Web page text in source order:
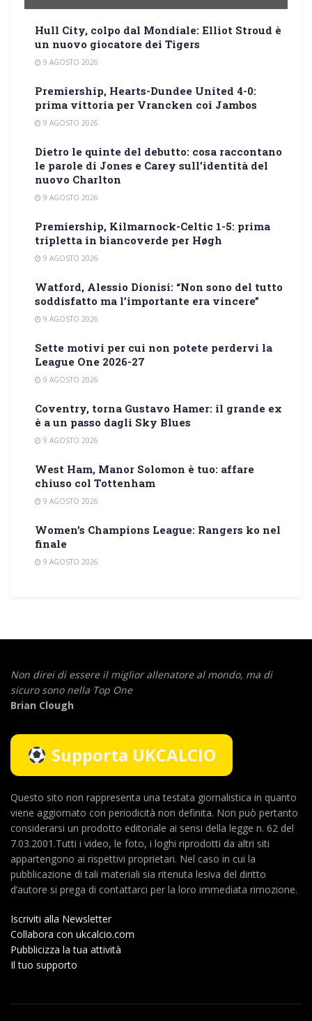
Hull City, colpo dal Mondiale: Elliot Stroud è
un nuovo giocatore dei Tigers
9 AGOSTO 2026
Premiership, Hearts-Dundee United 4-0:
prima vittoria per Vrancken coi Jambos
9 AGOSTO 2026
Dietro le quinte del debutto: cosa raccontano
le parole di Jones e Carey sull’identità del
nuovo Charlton
9 AGOSTO 2026
Premiership, Kilmarnock-Celtic 1-5: prima
tripletta in biancoverde per Høgh
9 AGOSTO 2026
Watford, Alessio Dionisi: “Non sono del tutto
soddisfatto ma l’importante era vincere”
9 AGOSTO 2026
Sette motivi per cui non potete perdervi la
League One 2026-27
9 AGOSTO 2026
Coventry, torna Gustavo Hamer: il grande ex
è a un passo dagli Sky Blues
9 AGOSTO 2026
West Ham, Manor Solomon è tuo: affare
chiuso col Tottenham
9 AGOSTO 2026
Women’s Champions League: Rangers ko nel
finale
9 AGOSTO 2026
Non direi di essere il miglior allenatore al mondo, ma di
sicuro sono nella Top One
Brian Clough
Supporta UKCALCIO
Questo sito non rappresenta una testata giornalistica in quanto
viene aggiornato con periodicità non definita. Non può pertanto
considerarsi un prodotto editoriale ai sensi della legge n. 62 del
7.03.2001.Tutti i video, le foto, i loghi riprodotti da altri siti
appartengono ai rispettivi proprietari. Nel caso in cui la
pubblicazione di tali materiali sia ritenuta lesiva del diritto
d’autore si prega di contattarci per la loro immediata rimozione.
Iscriviti alla Newsletter
Collabora con ukcalcio.com
Pubblicizza la tua attività
Il tuo supporto